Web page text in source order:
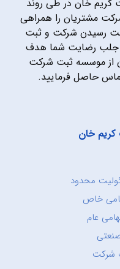
کریم خان در طی روند
مشتریان را همراهی
رسیدن شرکت و ثبت
جلب رضایت شما هدف
از موسسه ثبت شرکت
خان
محدود
خاص
عام
شرکت